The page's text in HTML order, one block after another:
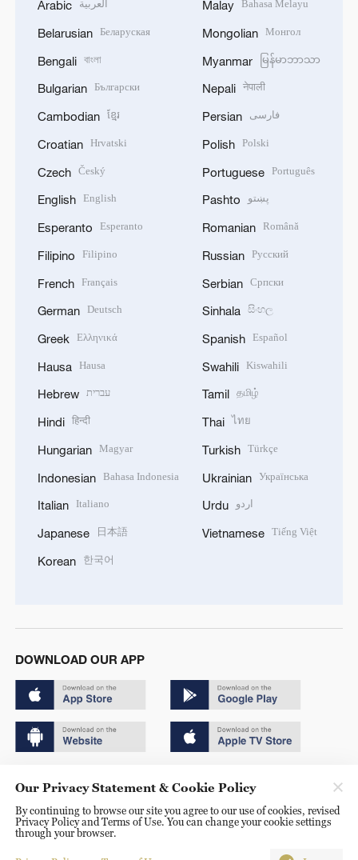
Arabic العربية
Belarusian Беларуская
Bengali বাংলা
Bulgarian Български
Cambodian ខ្មែរ
Croatian Hrvatski
Czech Český
English English
Esperanto Esperanto
Filipino Filipino
French Français
German Deutsch
Greek Ελληνικά
Hausa Hausa
Hebrew עברית
Hindi हिन्दी
Hungarian Magyar
Indonesian Bahasa Indonesia
Italian Italiano
Japanese 日本語
Korean 한국어
Malay Bahasa Melayu
Mongolian Монгол
Myanmar မြန်မာဘာသာ
Nepali नेपाली
Persian فارسی
Polish Polski
Portuguese Português
Pashto پښتو
Romanian Română
Russian Русский
Serbian Српски
Sinhala සිංහල
Spanish Español
Swahili Kiswahili
Tamil தமிழ்
Thai ไทย
Turkish Türkçe
Ukrainian Українська
Urdu اردو
Vietnamese Tiếng Việt
DOWNLOAD OUR APP
京ICP备20000184号
京公网安备 11010502050052号
Disinformation report hotline: 010-85061466
Our Privacy Statement & Cookie Policy
By continuing to browse our site you agree to our use of cookies, revised
Privacy Policy and Terms of Use. You can change your cookie settings
through your browser.